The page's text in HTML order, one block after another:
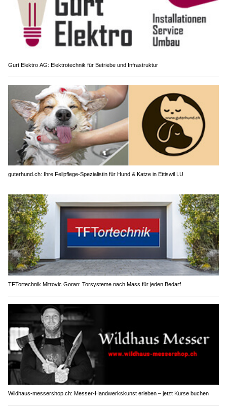
Gurt Elektro AG: Elektrotechnik für Betriebe und Infrastruktur
guterhund.ch: Ihre Fellpflege-Spezialistin für Hund & Katze in Ettiswil LU
TFTortechnik Mitrovic Goran: Torsysteme nach Mass für jeden Bedarf
Wildhaus-messershop.ch: Messer-Handwerkskunst erleben – jetzt Kurse buchen